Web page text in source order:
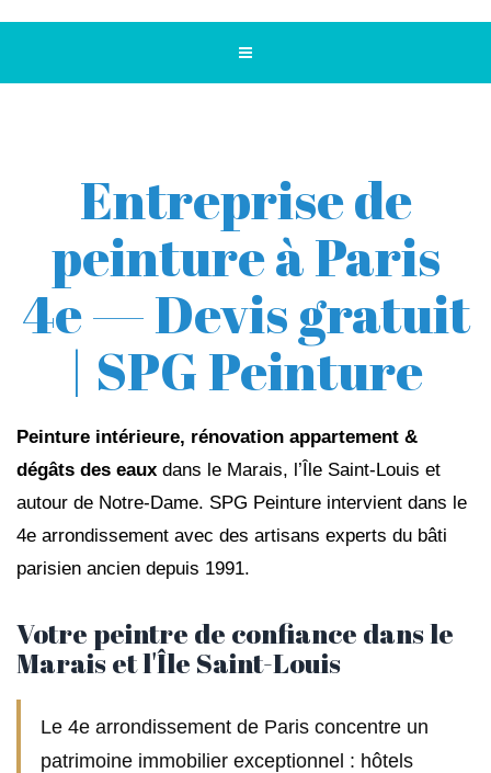
Entreprise de
peinture à Paris
4e — Devis gratuit
| SPG Peinture
Peinture intérieure, rénovation appartement &
dégâts des eaux dans le Marais, l’Île Saint-Louis et
autour de Notre-Dame. SPG Peinture intervient dans le
4e arrondissement avec des artisans experts du bâti
parisien ancien depuis 1991.
Votre peintre de confiance dans le
Marais et l'Île Saint-Louis
Le 4e arrondissement de Paris concentre un
patrimoine immobilier exceptionnel : hôtels